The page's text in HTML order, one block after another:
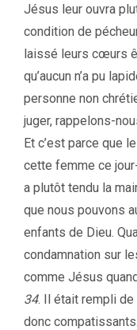
Jésus leur ouvra
condition de
laissé leurs cœurs
qu’aucun n’a pu
personne non
juger, rappelons-
Et c’est parce que
cette femme ce
a plutôt tendu la
que nous pouvons
enfants de Dieu.
condamnation sur
comme Jésus
34. Il était rempli
donc